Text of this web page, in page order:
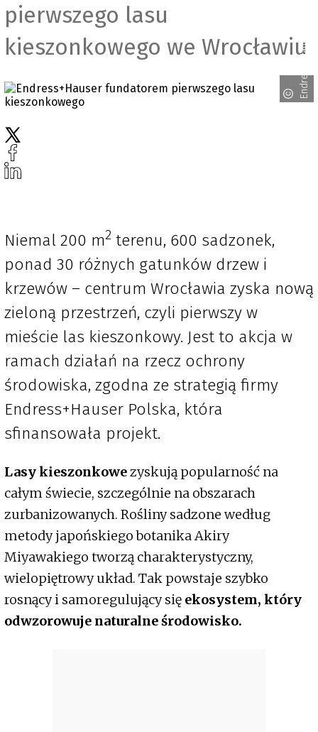
pierwszego lasu
kieszonkowego we WrocławiuEndress+Hauser
Niemal 200 m2 terenu, 600 sadzonek,
ponad 30 różnych gatunków drzew i
krzewów – centrum Wrocławia zyska nową
zieloną przestrzeń, czyli pierwszy w
mieście las kieszonkowy. Jest to akcja w
ramach działań na rzecz ochrony
środowiska, zgodna ze strategią firmy
Endress+Hauser Polska, która
sfinansowała projekt.
Lasy kieszonkowezyskują popularność na
całym świecie, szczególnie na obszarach
zurbanizowanych. Rośliny sadzone według
metody japońskiego botanika Akiry
Miyawakiego tworzą charakterystyczny,
wielopiętrowy układ. Tak powstaje szybko
rosnący i samoregulujący się ekosystem, który
odwzorowuje naturalne środowisko.